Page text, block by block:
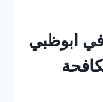
ابوظبي
مكافحة